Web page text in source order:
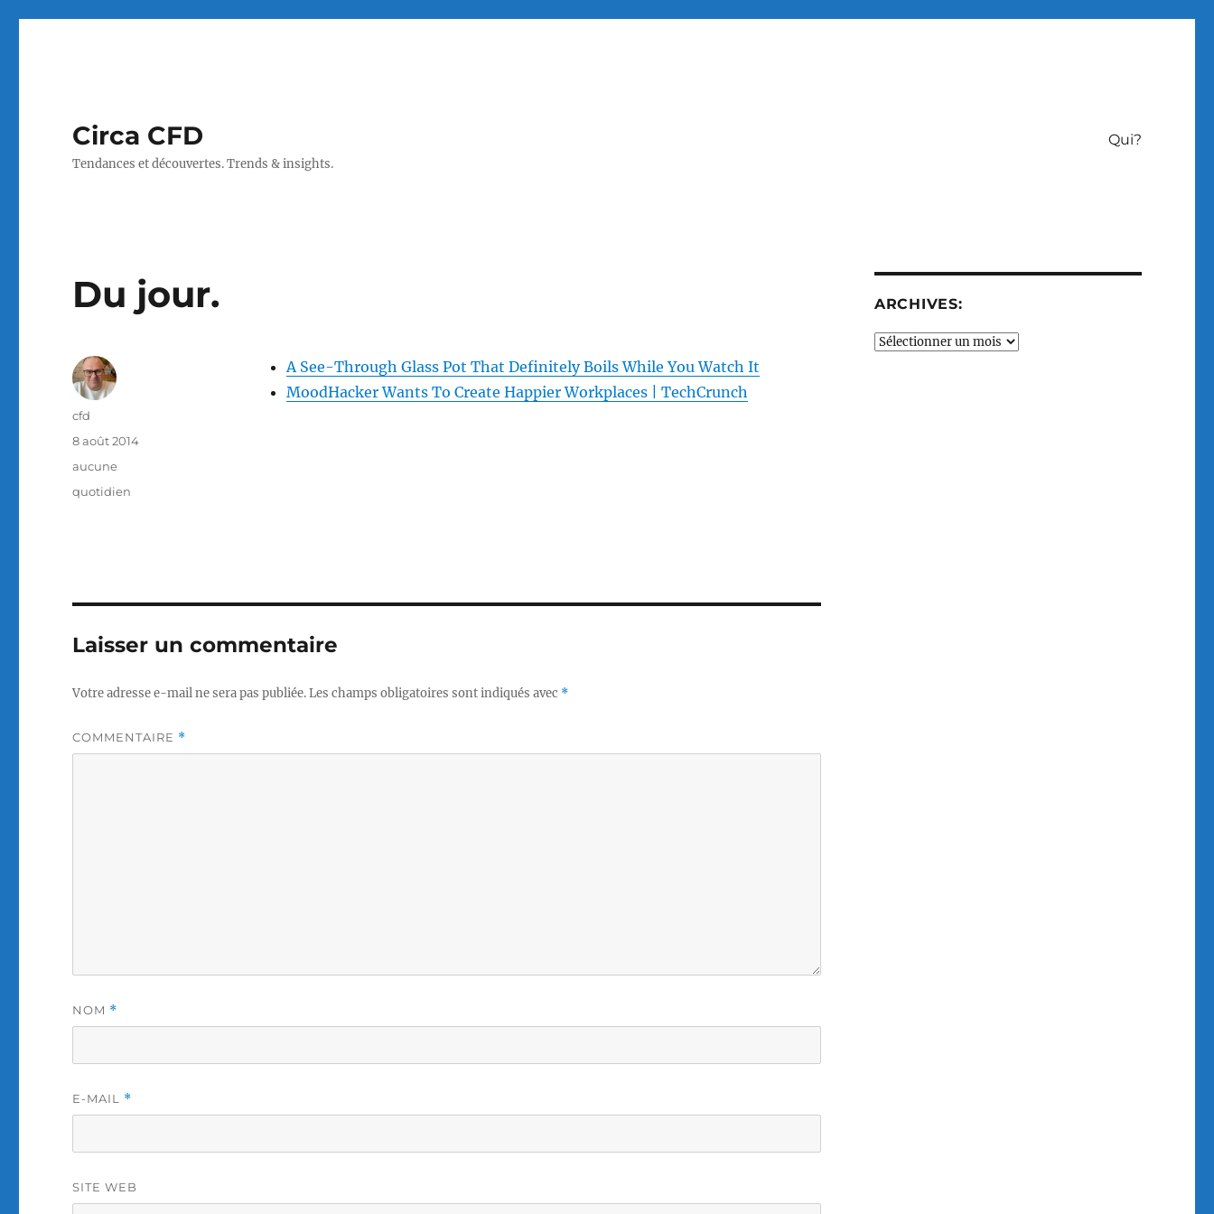
Circa CFD
Tendances et découvertes. Trends & insights.
Qui?
Du jour.
A See-Through Glass Pot That Definitely Boils While You Watch It
MoodHacker Wants To Create Happier Workplaces | TechCrunch
Auteur
cfd
Publié
8 août 2014
Catégories
aucune
Étiquettes
quotidien
Laisser un commentaire
Votre adresse e-mail ne sera pas publiée.Les champs obligatoires sont indiqués avec *
COMMENTAIRE *
NOM *
E-MAIL *
SITE WEB
ARCHIVES:
Archives: